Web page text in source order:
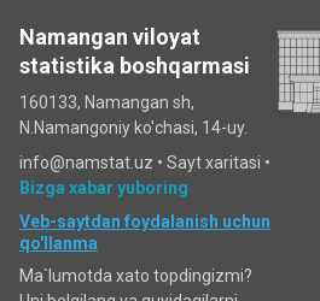
Namangan viloyat
statistika boshqarmasi
160133, Namangan sh,
N.Namangoniy ko'chasi, 14-uy.
info@namstat.uz • Sayt xaritasi •
Bizga xabar yuboring
Veb-saytdan foydalanish uchun
qo'llanma
Ma`lumotda xato topdingizmi?